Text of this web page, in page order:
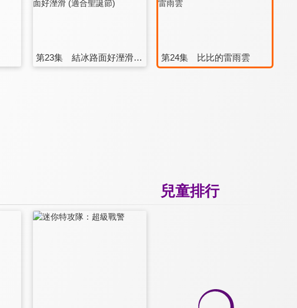
第23集 結冰路面好溼滑 (適合聖誕節) 第24集 比比的雷雨雲
兒童排行